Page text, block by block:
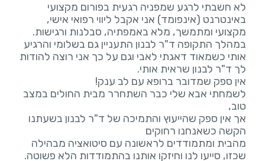
לא חשבתי לרגע שמפניה רגעית בפורום מקצועי
באינטרנט (אינפומד) אני אקבל ליווי רפואי אישי,
במהלך התקופה ד"ר לבנון התעניין גם בשלומי והרגיע
אותי כשמאוד דאגתי לאבי וגם על כך אני רוצה להודות
לשמחתי אבא שלי כבר השתחרר מבית החולים במצב
אך אין ספק שהייעוץ והתמיכה של ד"ר לבנון בשעתנו
מהבית ומתמודדים לראשונה עם סיטואציה מבהילה